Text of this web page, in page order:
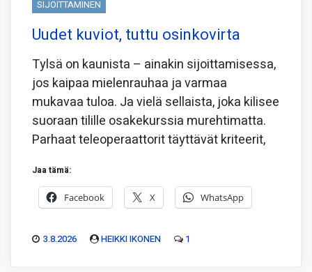
SIJOITTAMINEN
Uudet kuviot, tuttu osinkovirta
Tylsä on kaunista – ainakin sijoittamisessa,
jos kaipaa mielenrauhaa ja varmaa
mukavaa tuloa. Ja vielä sellaista, joka kilisee
suoraan tilille osakekurssia murehtimatta.
Parhaat teleoperaattorit täyttävät kriteerit,
Jaa tämä:
Facebook X WhatsApp
3.8.2026 HEIKKI IKONEN 1